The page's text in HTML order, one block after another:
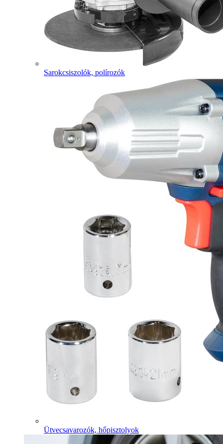
Sarokcsiszolók, polírozók
Ütvecsavarozók, hőpisztolyok